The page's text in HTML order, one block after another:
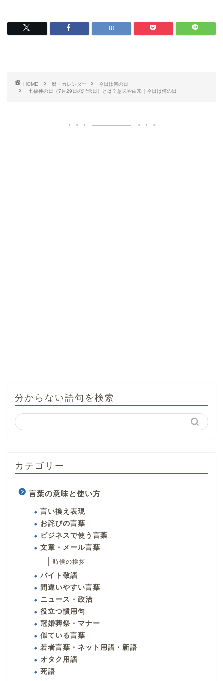
HOME 暦・カレンダー
今日は何の日
七福神の日（7月29日の記念日）とは？意味や由来｜今日は何の日
分からない語句を検索
カテゴリー
言葉の意味と使い方
言い換え表現
お詫びの言葉
ビジネスで使う言葉
文章・メール言葉
時候の挨拶
バイト敬語
間違いやすい言葉
ニュース・政治
役立つ慣用句
冠婚葬祭・マナー
似ている言葉
若者言葉・ネット用語・新語
オタク用語
死語